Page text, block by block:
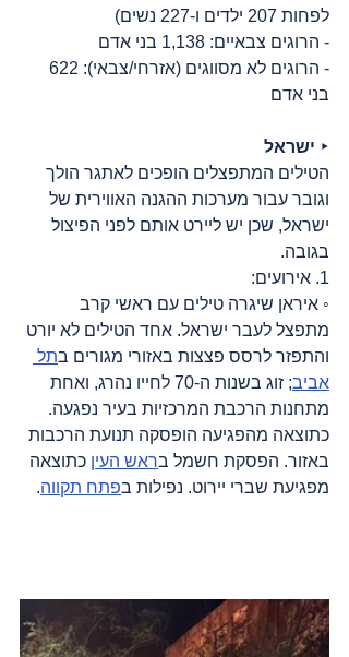
לפחות 207 ילדים ו-227 נשים)
- הרוגים צבאיים: 1,138 בני אדם
בני אדם
‣ ישראל
הטילים המתפצלים הופכים לאתגר הולך
וגובר עבור מערכות ההגנה האווירית של
ישראל, שכן יש ליירט אותם לפני הפיצול
בגובה.
1. אירועים:
◦ איראן שיגרה טילים עם ראשי קרב
מתפצל לעבר ישראל. אחד הטילים לא יורט
והתפזר לרסס פצצות באזורי מגורים בתל
אביב
; זוג בשנות ה-70 לחייו נהרג, ואחת
מתחנות הרכבת המרכזיות בעיר נפגעה.
כתוצאה מהפגיעה הופסקה תנועת הרכבות
באזור. הפסקת חשמל בראש העין כתוצאה
מפגיעת שברי יירוט. נפילות בפתח תקווה.